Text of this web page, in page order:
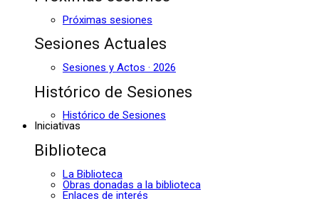
Próximas sesiones
Sesiones Actuales
Sesiones y Actos · 2026
Histórico de Sesiones
Histórico de Sesiones
Iniciativas
Biblioteca
La Biblioteca
Obras donadas a la biblioteca
Enlaces de interés